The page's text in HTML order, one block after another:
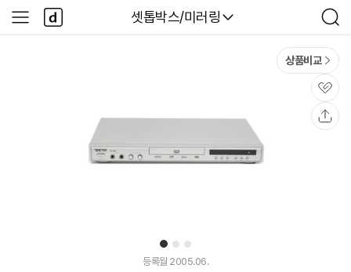
다나와
셋톱박스/미러링
검
색
사
이
다
나
와
1 2 3
상품비교
관
심
등록월 2005.06.